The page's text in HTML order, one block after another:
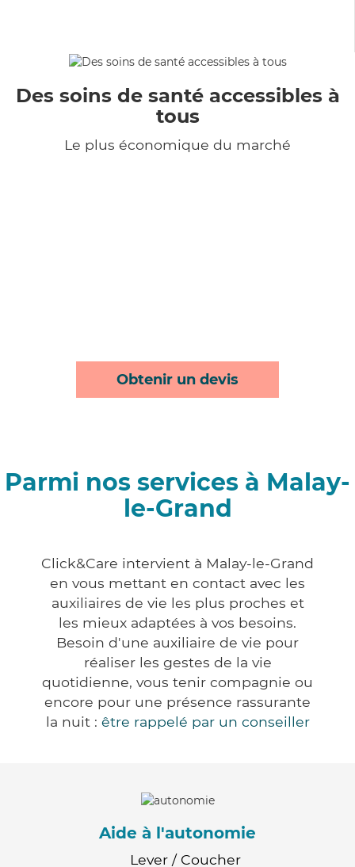
Des soins de santé accessibles à
tous
Le plus économique du marché
Obtenir un devis
Parmi nos services à Malay-
le-Grand
Click&Care intervient à Malay-le-Grand
en vous mettant en contact avec les
auxiliaires de vie les plus proches et
les mieux adaptées à vos besoins.
Besoin d'une auxiliaire de vie pour
réaliser les gestes de la vie
quotidienne, vous tenir compagnie ou
encore pour une présence rassurante
la nuit : être rappelé par un conseiller
Aide à l'autonomie
Lever / Coucher